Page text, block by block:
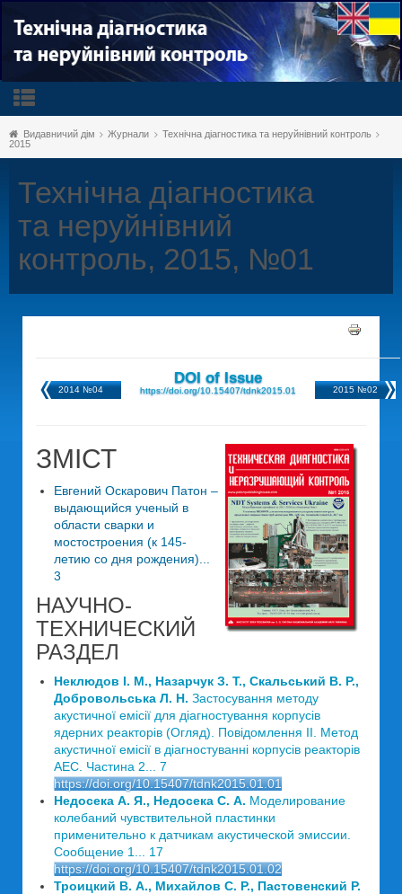
Видавничий дім Журнали
Технічна діагностика та неруйнівний контроль
2015
Технічна діагностика
та неруйнівний
контроль, 2015, №01
2014 №04
DOI of Issue
https://doi.org/10.15407/tdnk2015.01 2015 №02
ЗМІСТ
Евгений Оскарович Патон –
выдающийся ученый в
области сварки и
мостостроения (к 145-
летию со дня рождения)...
3
НАУЧНО-
ТЕХНИЧЕСКИЙ
РАЗДЕЛ
Неклюдов І. М., Назарчук З. Т., Скальський В. Р.,
Добровольська Л. Н. Застосування методу
акустичної емісії для діагностування корпусів
ядерних реакторів (Огляд). Повідомлення ІІ. Метод
акустичної емісії в діагностуванні корпусів реакторів
АЕС. Частина 2... 7
https://doi.org/10.15407/tdnk2015.01.01
Недосека А. Я., Недосека С. А. Моделирование
колебаний чувствительной пластинки
применительно к датчикам акустической эмиссии.
Сообщение 1... 17
https://doi.org/10.15407/tdnk2015.01.02
Троицкий В. А., Михайлов С. Р., Пастовенский Р.